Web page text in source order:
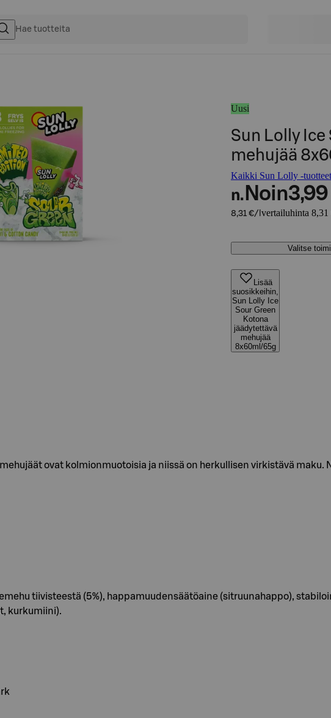
Uusi
Sun Lolly
mehujää
Kaikki Sun Lolly -tuotteet
n. Noin
8,31 €/l vertailuhinta 8,31
Valitse
Lisää
suosikkeihin,
Sun Lolly Ice
Sour Green
Kotona
jäädytettävä
mehujää
8x60ml/65g
ovat kolmionmuotoisia ja niissä on herkullisen virkistävä maku.
tiivisteestä (5%), happamuudensäätöaine (sitruunahappo),
kurkumiini).